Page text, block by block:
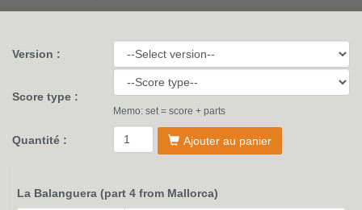
Version :
Score type :
Memo: set = score + parts
Quantité : Ajouter au panier
La Balanguera (part 4 from Mallorca)